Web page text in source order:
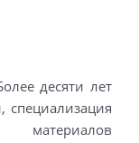
десяти лет
специализация
материалов